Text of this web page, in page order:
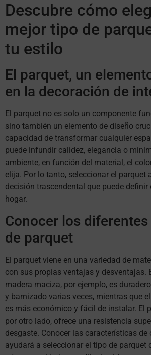
Descubre cómo
mejor tipo de
tu estilo
El parquet, un
en la decoración de
El parquet no es solo un componente
sino también un elemento de diseño
capacidad de transformar cualquier
puede infundir calidez, elegancia o
ambiente, en función del material, el
elija. Por lo tanto, seleccionar el parquet
decisión trascendental que puede definir
hogar.
Conocer los
de parquet
El parquet viene en una variedad de
con sus propias ventajas y desventajas.
madera maciza, por ejemplo, es
y barnizado varias veces, mientras que
es más económico y fácil de instalar. El
por otro lado, ofrece una resistencia
desgaste. Conocer las características
ayudará a seleccionar el tipo de parquet